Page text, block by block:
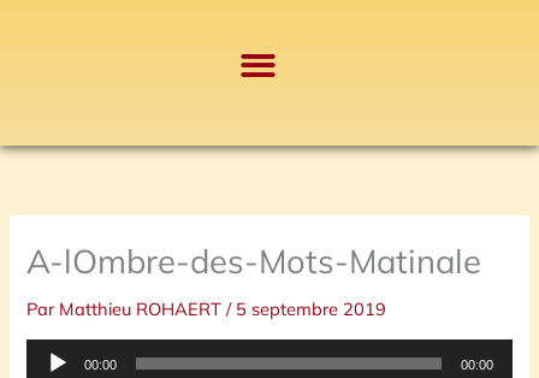
A-lOmbre-des-Mots-Matinale
Par Matthieu ROHAERT/ 5 septembre 2019
Lecteur
00:00 00:00